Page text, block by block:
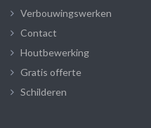
Verbouwingswerken
Contact
Houtbewerking
Gratis offerte
Schilderen